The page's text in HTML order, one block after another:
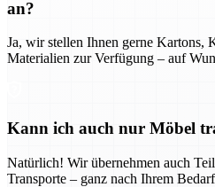
an?
Ja, wir stellen Ihnen gerne Kartons,
Materialien zur Verfügung – auf
Kann ich auch nur Möbel
Natürlich! Wir übernehmen auch
Transporte – ganz nach Ihrem